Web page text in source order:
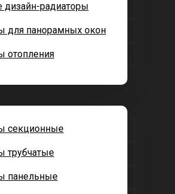
дизайн-радиаторы
для панорамных окон
отопления
секционные
трубчатые
панельные